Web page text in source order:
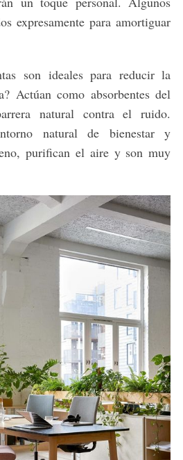
expresamente para amortiguar
son ideales para reducir la
Actúan como absorbentes del
natural contra el ruido.
natural de bienestar y
purifican el aire y son muy